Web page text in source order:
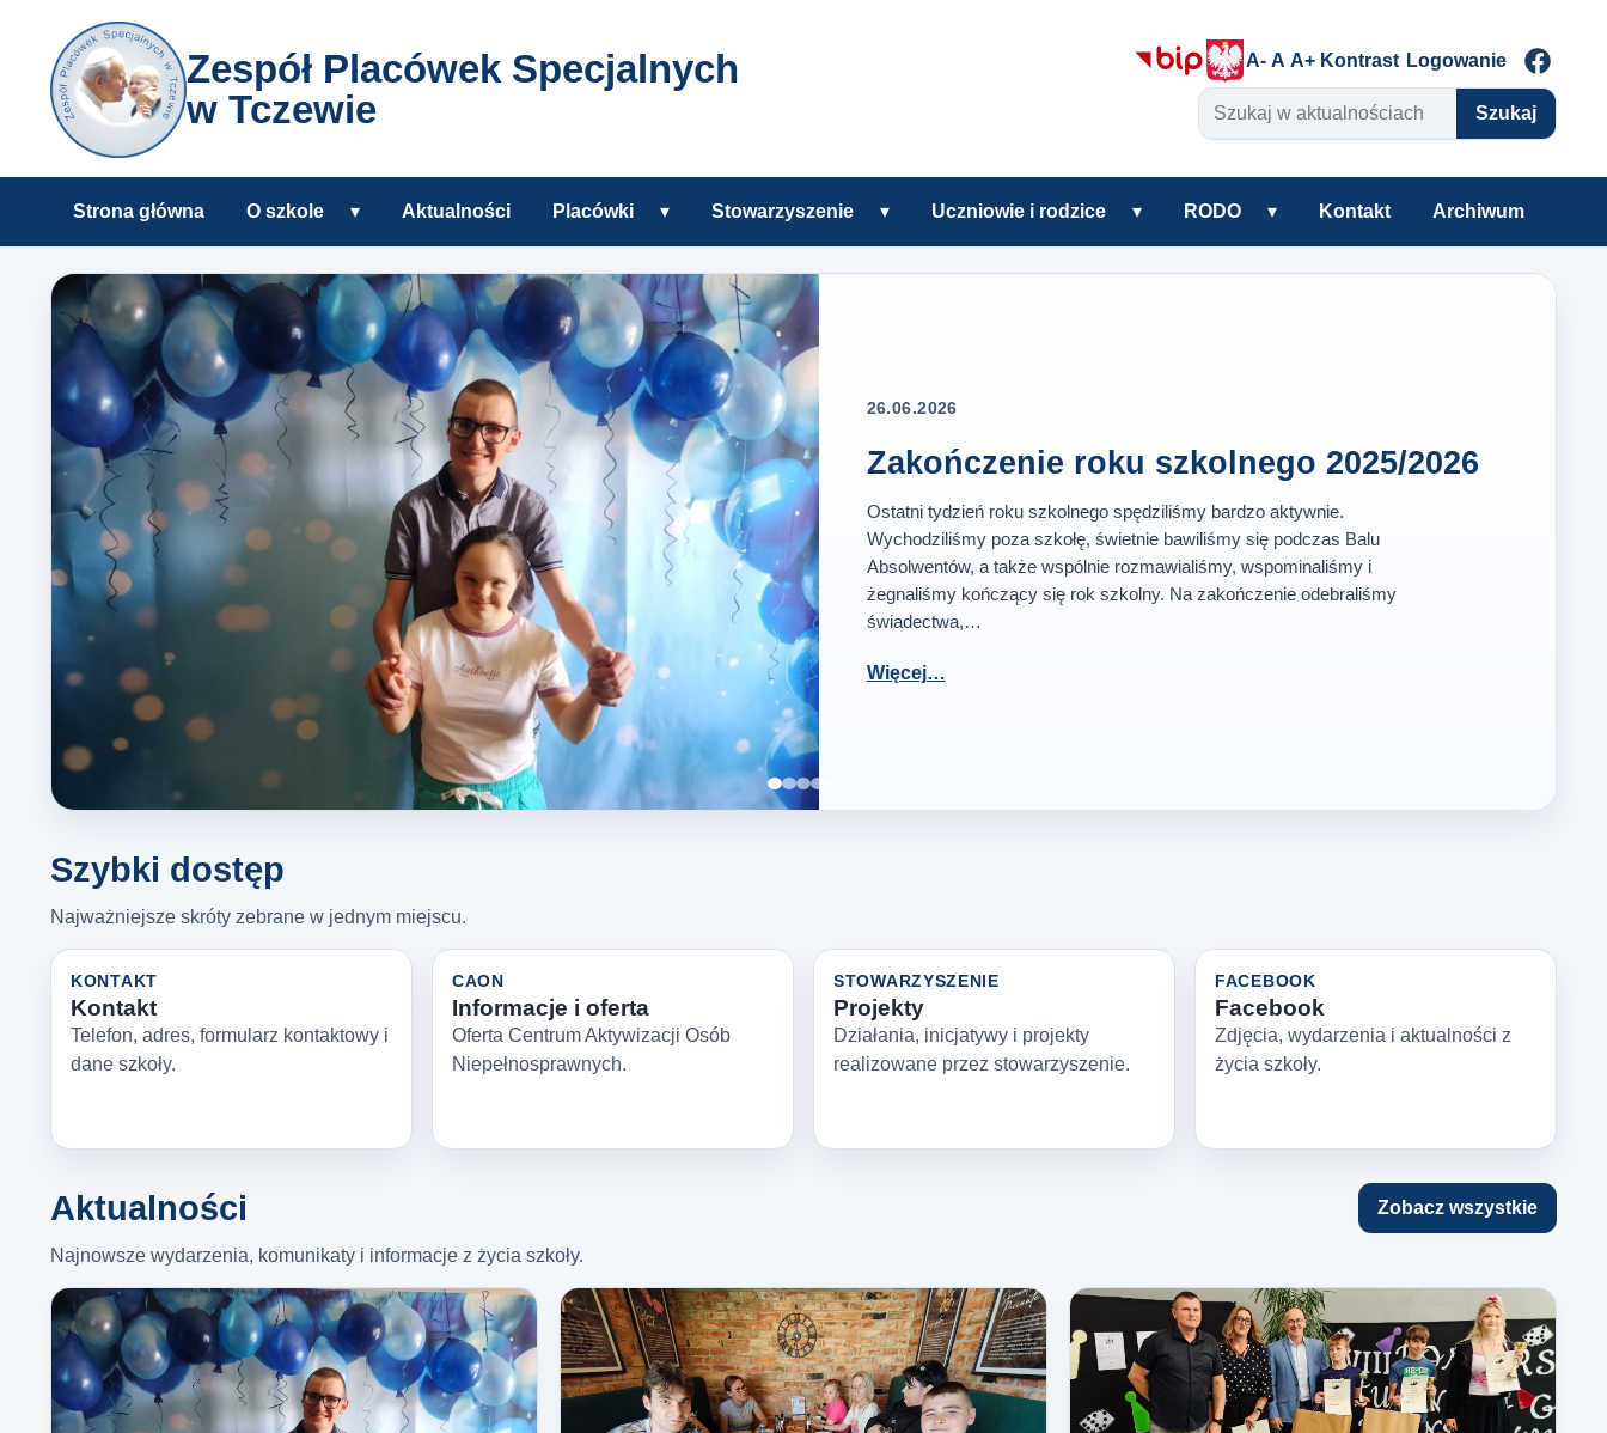
Zespół Placówek Specjalnych
w Tczewie
A- A A+ Kontrast Logowanie
Szukaj w aktualnościach
Szukaj
Strona główna O szkole ▾
Rozwiń podmenu O szkole
Aktualności Placówki ▾
Rozwiń podmenu Placówki
Stowarzyszenie ▾
Rozwiń podmenu Stowarzyszenie
Uczniowie i rodzice ▾
Rozwiń podmenu Uczniowie i rodzice
RODO ▾
Rozwiń podmenu RODO
Kontakt Archiwum
Zespół Placówek Specjalnych w Tczewie
26.06.2026
Zakończenie roku szkolnego 2025/2026
Ostatni tydzień roku szkolnego spędziliśmy bardzo aktywnie.
Wychodziliśmy poza szkołę, świetnie bawiliśmy się podczas Balu
Absolwentów, a także wspólnie rozmawialiśmy, wspominaliśmy i
żegnaliśmy kończący się rok szkolny. Na zakończenie odebraliśmy
świadectwa,…
Więcej…
Szybki dostęp
Najważniejsze skróty zebrane w jednym miejscu.
KONTAKT
Kontakt
Telefon, adres, formularz kontaktowy i
dane szkoły.
CAON
Informacje i oferta
Oferta Centrum Aktywizacji Osób
Niepełnosprawnych.
STOWARZYSZENIE
Projekty
Działania, inicjatywy i projekty
realizowane przez stowarzyszenie.
FACEBOOK
Facebook
Zdjęcia, wydarzenia i aktualności z
życia szkoły.
Aktualności
Najnowsze wydarzenia, komunikaty i informacje z życia szkoły.
Zobacz wszystkie